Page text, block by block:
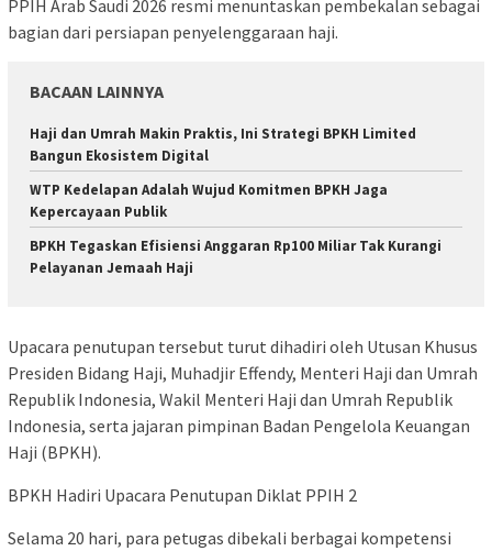
PPIH Arab Saudi 2026 resmi menuntaskan pembekalan sebagai
bagian dari persiapan penyelenggaraan haji.
BACAAN LAINNYA
Haji dan Umrah Makin Praktis, Ini Strategi BPKH Limited
Bangun Ekosistem Digital
WTP Kedelapan Adalah Wujud Komitmen BPKH Jaga
Kepercayaan Publik
BPKH Tegaskan Efisiensi Anggaran Rp100 Miliar Tak Kurangi
Pelayanan Jemaah Haji
Upacara penutupan tersebut turut dihadiri oleh Utusan Khusus
Presiden Bidang Haji, Muhadjir Effendy, Menteri Haji dan Umrah
Republik Indonesia, Wakil Menteri Haji dan Umrah Republik
Indonesia, serta jajaran pimpinan Badan Pengelola Keuangan
Haji (BPKH).
BPKH Hadiri Upacara Penutupan Diklat PPIH 2
Selama 20 hari, para petugas dibekali berbagai kompetensi